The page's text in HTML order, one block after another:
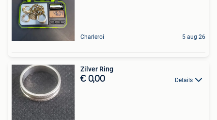
Charleroi 5 aug 26
Zilver Ring
€ 0,00 Details